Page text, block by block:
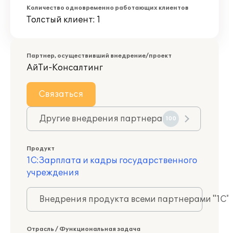
Количество одновременно работающих клиентов
Толстый клиент: 1
Партнер, осуществивший внедрение/проект
АйТи-Консалтинг
Связаться
Другие внедрения партнера 100
Продукт
1С:Зарплата и кадры государственного
учреждения
Внедрения продукта всеми партнерами
Отрасль / Функциональная задача